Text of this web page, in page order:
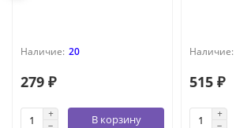
20
279 ₽
В корзину
515 ₽